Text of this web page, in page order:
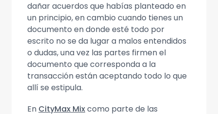
dañar acuerdos que habías planteado en
un principio, en cambio cuando tienes un
documento en donde esté todo por
escrito no se da lugar a malos entendidos
o dudas, una vez las partes firmen el
documento que corresponda a la
transacción están aceptando todo lo que
allí se estipula.
En CityMax Mixcomo parte de las